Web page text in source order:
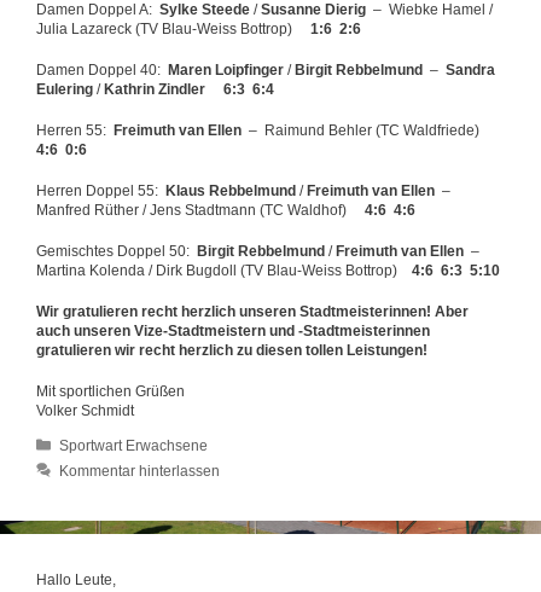
Damen Doppel A: Sylke Steede /Susanne Dierig – Wiebke Hamel /
Julia Lazareck (TV Blau-Weiss Bottrop) 1:6 2:6
Damen Doppel 40: Maren Loipfinger / Birgit Rebbelmund – Sandra
Eulering / Kathrin Zindler 6:3 6:4
Herren 55: Freimuth van Ellen – Raimund Behler (TC Waldfriede)
4:6 0:6
Herren Doppel 55: Klaus Rebbelmund / Freimuth van Ellen –
Manfred Rüther / Jens Stadtmann (TC Waldhof) 4:6 4:6
Gemischtes Doppel 50: Birgit Rebbelmund / Freimuth van Ellen –
Martina Kolenda / Dirk Bugdoll (TV Blau-Weiss Bottrop) 4:6 6:3 5:10
Wir gratulieren recht herzlich unseren Stadtmeisterinnen! Aber
auch unseren Vize-Stadtmeistern und -Stadtmeisterinnen
gratulieren wir recht herzlich zu diesen tollen Leistungen!
Mit sportlichen Grüßen
Volker Schmidt
Kategorien
Sportwart Erwachsene
Kommentar hinterlassen
Hallo Leute,